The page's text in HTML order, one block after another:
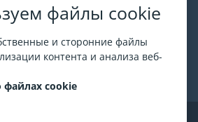
файлы cookie
и сторонние файлы
контента и анализа веб-
файлах cookie
.in.ua
афиша Киева и других
билеты продаются официально. Мы
с кассами.